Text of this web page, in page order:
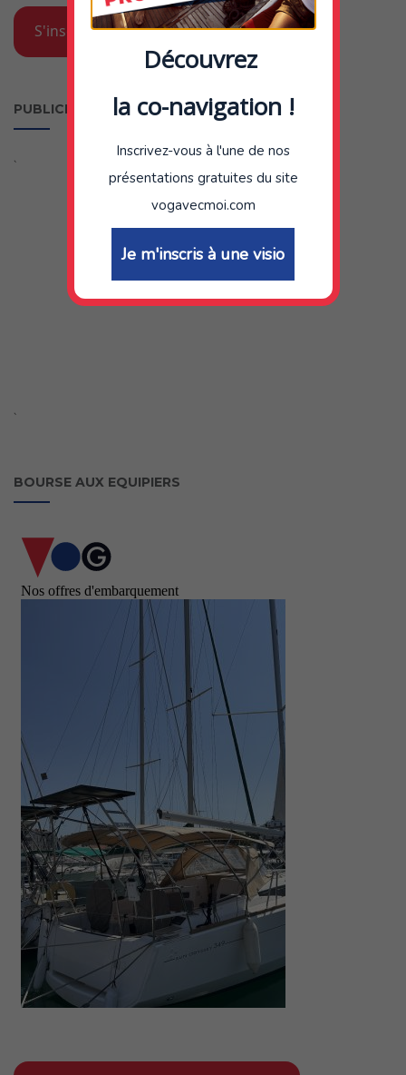
S'inscrire gratuitement au club VOG
PUBLICITE
`
`
BOURSE AUX EQUIPIERS
Découvrez
la co-navigation !
Inscrivez-vous à l'une de nos
présentations gratuites du site
vogavecmoi.com
Je m'inscris à une visio